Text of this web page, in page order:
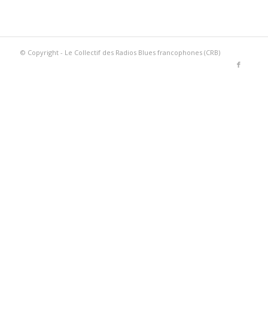
© Copyright - Le Collectif des Radios Blues francophones (CRB)